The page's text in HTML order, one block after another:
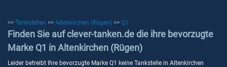
>> Tankstellen >> Altenkirchen (Rügen) >> Q1
Finden Sie auf clever-tanken.de die ihre bevorzugte
Marke Q1 in Altenkirchen (Rügen)
Leider betreibt Ihre bevorzugte Marke Q1 keine Tankstelle in Altenkirchen